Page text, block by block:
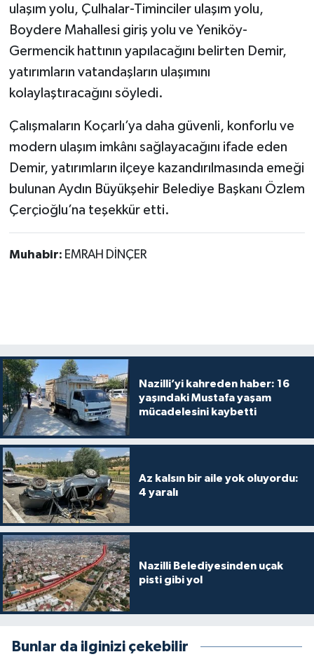
ulaşım yolu, Çulhalar-Timinciler ulaşım yolu,
Boydere Mahallesi giriş yolu ve Yeniköy-
Germencik hattının yapılacağını belirten Demir,
yatırımların vatandaşların ulaşımını
kolaylaştıracağını söyledi.
Çalışmaların Koçarlı’ya daha güvenli, konforlu ve
modern ulaşım imkânı sağlayacağını ifade eden
Demir, yatırımların ilçeye kazandırılmasında emeği
bulunan Aydın Büyükşehir Belediye Başkanı Özlem
Çerçioğlu’na teşekkür etti.
Muhabir: EMRAH DİNÇER
Nazilli’yi kahreden haber: 16
yaşındaki Mustafa yaşam
mücadelesini kaybetti
Az kalsın bir aile yok oluyordu:
4 yaralı
Nazilli Belediyesinden uçak
pisti gibi yol
Bunlar da ilginizi çekebilir